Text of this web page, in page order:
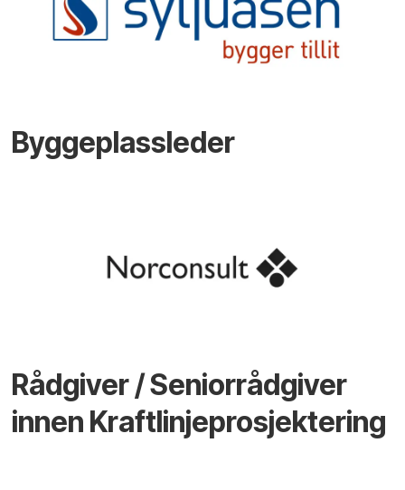
Byggeplassleder
Rådgiver / Seniorrådgiver
innen Kraftlinjeprosjektering